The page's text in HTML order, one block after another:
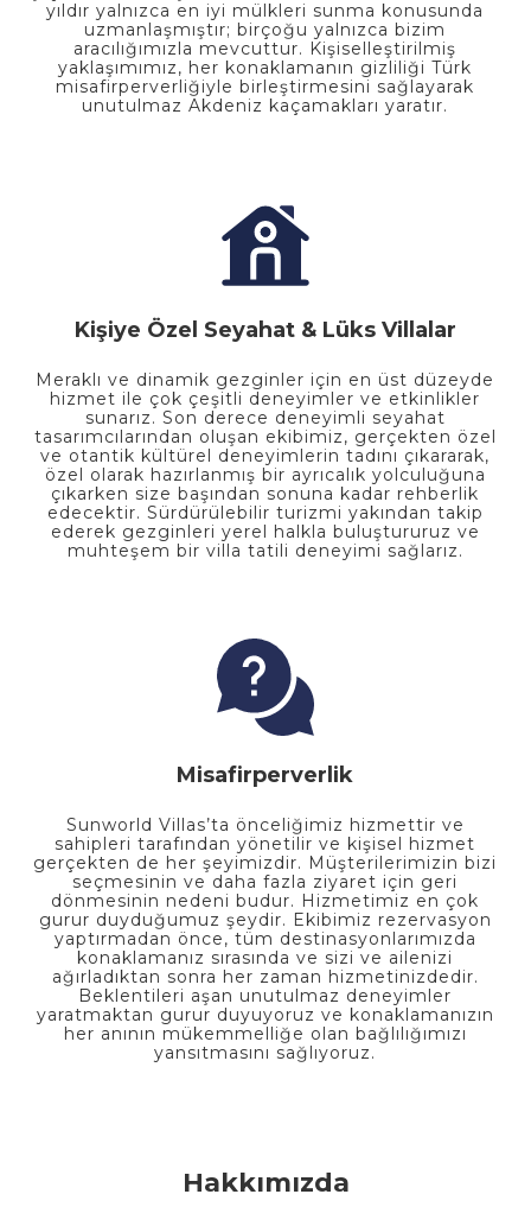
yıldır yalnızca en iyi mülkleri sunma konusunda
uzmanlaşmıştır; birçoğu yalnızca bizim
aracılığımızla mevcuttur. Kişiselleştirilmiş
yaklaşımımız, her konaklamanın gizliliği Türk
misafirperverliğiyle birleştirmesini sağlayarak
unutulmaz Akdeniz kaçamakları yaratır.
Kişiye Özel Seyahat & Lüks Villalar
Meraklı ve dinamik gezginler için en üst düzeyde
hizmet ile çok çeşitli deneyimler ve etkinlikler
sunarız. Son derece deneyimli seyahat
tasarımcılarından oluşan ekibimiz, gerçekten özel
ve otantik kültürel deneyimlerin tadını çıkararak,
özel olarak hazırlanmış bir ayrıcalık yolculuğuna
çıkarken size başından sonuna kadar rehberlik
edecektir. Sürdürülebilir turizmi yakından takip
ederek gezginleri yerel halkla buluştururuz ve
muhteşem bir villa tatili deneyimi sağlarız.
Misafirperverlik
Sunworld Villas’ta önceliğimiz hizmettir ve
sahipleri tarafından yönetilir ve kişisel hizmet
gerçekten de her şeyimizdir. Müşterilerimizin bizi
seçmesinin ve daha fazla ziyaret için geri
dönmesinin nedeni budur. Hizmetimiz en çok
gurur duyduğumuz şeydir. Ekibimiz rezervasyon
yaptırmadan önce, tüm destinasyonlarımızda
konaklamanız sırasında ve sizi ve ailenizi
ağırladıktan sonra her zaman hizmetinizdedir.
Beklentileri aşan unutulmaz deneyimler
yaratmaktan gurur duyuyoruz ve konaklamanızın
her anının mükemmelliğe olan bağlılığımızı
yansıtmasını sağlıyoruz.
Hakkımızda